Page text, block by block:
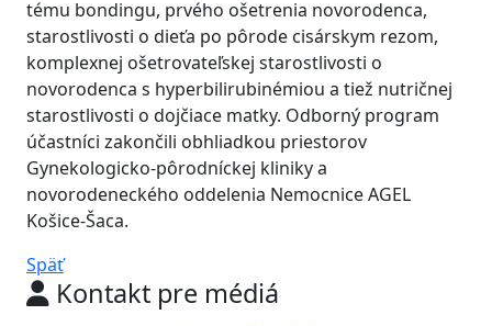
tému bondingu, prvého ošetrenia novorodenca,
starostlivosti o dieťa po pôrode cisárskym rezom,
komplexnej ošetrovateľskej starostlivosti o
novorodenca s hyperbilirubinémiou a tiež nutričnej
starostlivosti o dojčiace matky. Odborný program
účastníci zakončili obhliadkou priestorov
Gynekologicko-pôrodníckej kliniky a
novorodeneckého oddelenia Nemocnice AGEL
Košice-Šaca.
Späť
Kontakt pre médiá